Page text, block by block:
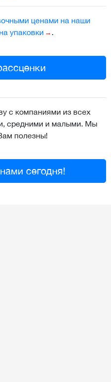
ценами на наши
упаковки
.
с компаниями из всех
средними и малыми. Мы
полезны!
сегодня!